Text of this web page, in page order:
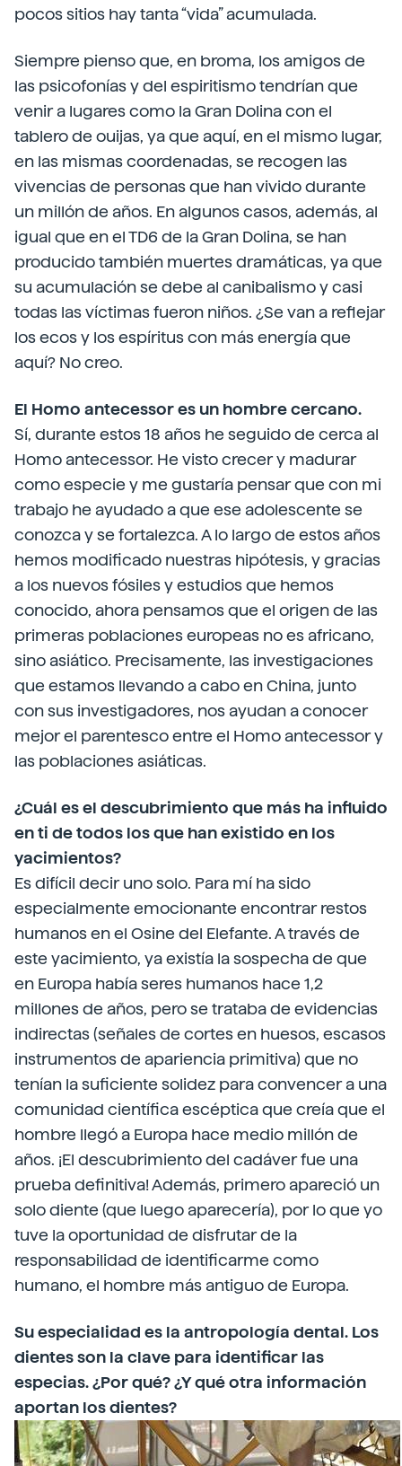
pocos sitios hay tanta “vida” acumulada.
Siempre pienso que, en broma, los amigos de
las psicofonías y del espiritismo tendrían que
venir a lugares como la Gran Dolina con el
tablero de ouijas, ya que aquí, en el mismo lugar,
en las mismas coordenadas, se recogen las
vivencias de personas que han vivido durante
un millón de años. En algunos casos, además, al
igual que en el TD6 de la Gran Dolina, se han
producido también muertes dramáticas, ya que
su acumulación se debe al canibalismo y casi
todas las víctimas fueron niños. ¿Se van a reflejar
los ecos y los espíritus con más energía que
aquí? No creo.
El Homo antecessor es un hombre cercano.
Sí, durante estos 18 años he seguido de cerca al
Homo antecessor. He visto crecer y madurar
como especie y me gustaría pensar que con mi
trabajo he ayudado a que ese adolescente se
conozca y se fortalezca. A lo largo de estos años
hemos modificado nuestras hipótesis, y gracias
a los nuevos fósiles y estudios que hemos
conocido, ahora pensamos que el origen de las
primeras poblaciones europeas no es africano,
sino asiático. Precisamente, las investigaciones
que estamos llevando a cabo en China, junto
con sus investigadores, nos ayudan a conocer
mejor el parentesco entre el Homo antecessor y
las poblaciones asiáticas.
¿Cuál es el descubrimiento que más ha influido
en ti de todos los que han existido en los
yacimientos?
Es difícil decir uno solo. Para mí ha sido
especialmente emocionante encontrar restos
humanos en el Osine del Elefante. A través de
este yacimiento, ya existía la sospecha de que
en Europa había seres humanos hace 1,2
millones de años, pero se trataba de evidencias
indirectas (señales de cortes en huesos, escasos
instrumentos de apariencia primitiva) que no
tenían la suficiente solidez para convencer a una
comunidad científica escéptica que creía que el
hombre llegó a Europa hace medio millón de
años. ¡El descubrimiento del cadáver fue una
prueba definitiva! Además, primero apareció un
solo diente (que luego aparecería), por lo que yo
tuve la oportunidad de disfrutar de la
responsabilidad de identificarme como
humano, el hombre más antiguo de Europa.
Su especialidad es la antropología dental. Los
dientes son la clave para identificar las
especias. ¿Por qué? ¿Y qué otra información
aportan los dientes?